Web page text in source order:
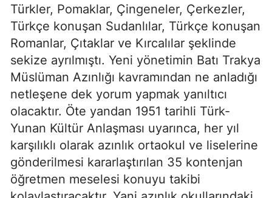
Türkler, Pomaklar, Çingeneler, Çerkezler,
Türkçe konuşan Sudanlılar, Türkçe konuşan
Romanlar, Çıtaklar ve Kırcalılar şeklinde
sekize ayrılmıştı. Yeni yönetimin Batı Trakya
Müslüman Azınlığı kavramından ne anladığı
netleşene dek yorum yapmak yanıltıcı
olacaktır. Öte yandan 1951 tarihli Türk-
Yunan Kültür Anlaşması uyarınca, her yıl
karşılıklı olarak azınlık ortaokul ve liselerine
gönderilmesi kararlaştırılan 35 kontenjan
öğretmen meselesi konuyu takibi